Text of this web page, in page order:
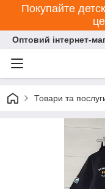
Покупайте
Оптовий інтернет-
Товари та